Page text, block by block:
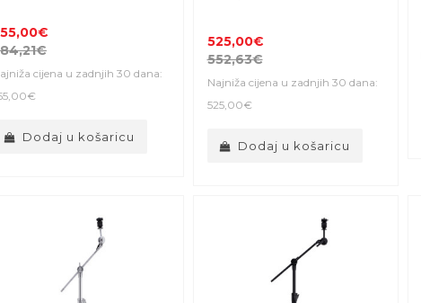
cijena u zadnjih 30 dana:
Dodaj u košaricu
525,00€
552,63€
Najniža cijena u zadnjih 30 dana:
525,00€
Dodaj u košaricu